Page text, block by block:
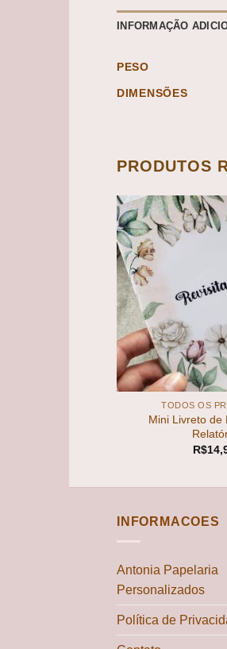
INFORMAÇÃO
PESO
DIMENSÕES
PRODUTOS
+
TODOS OS
Mini Livreto de
R$
INFORMACOES
Antonia Papelaria
Personalizados
Política de